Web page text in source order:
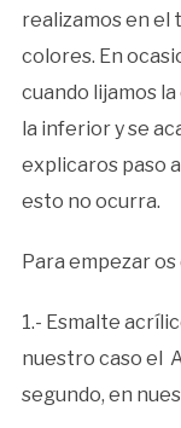
realizamos en el
colores. En
cuando lijamos
la inferior y se
explicaros paso
esto no ocurra.
Para empezar
1.- Esmalte
nuestro caso el
segundo, en